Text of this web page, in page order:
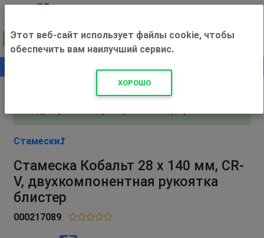
+500 ₽
Внимание! С 3 августа магазин работает по
Стамески
Стамеска Кобальт 28 х 140 мм, CR-
V, двухкомпонентная рукоятка
блистер
000217089
Этот веб-сайт использует файлы cookie, чтобы
обеспечить вам наилучший сервис.
ХОРОШО